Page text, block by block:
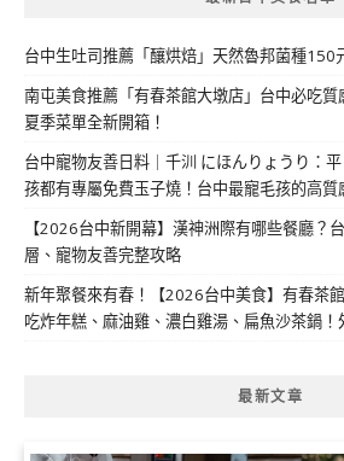
台中生吐司推薦「釀烘焙」天然魯邦菌種150
南屯美食推薦「有春茶館大墩店」台中必吃
夏季菜單全新開箱！
台中寵物友善日料｜千汌 にほんりょうり：
孩都有專屬免費玉子燒！台中最寵毛孩的高
【2026台中新開幕】漢神洲際有哪些餐廳？
層、寵物友善完整攻略
新年聚餐來有春！【2026台中美食】有春茶
吃炸年糕、麻油雞、濃白雞湯、扁魚沙茶鍋
最新文章